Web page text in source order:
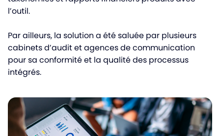
l’outil.
Par ailleurs, la solution a été saluée par plusieurs
cabinets d’audit et agences de communication
pour sa conformité et la qualité des processus
intégrés.